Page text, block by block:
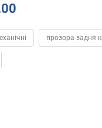
прозора задня